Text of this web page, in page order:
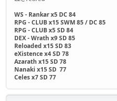
WS - Rankar x5 DC 84
RPG - CLUB x15 SWM 85 / DC 85
RPG - CLUB x5 SD 84
DEX - Wrath x9 SD 85
Reloaded x15 SD 83
eXistence x4 SD 78
Azarath x15 SD 78
Nanaki x15 SD 77
Celes x7 SD 77